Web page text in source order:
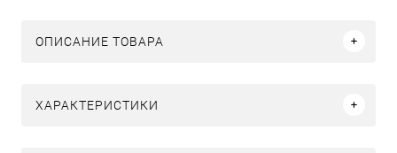
ОПИСАНИЕ ТОВАРА
ХАРАКТЕРИСТИКИ